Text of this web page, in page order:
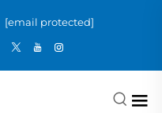
[email protected]